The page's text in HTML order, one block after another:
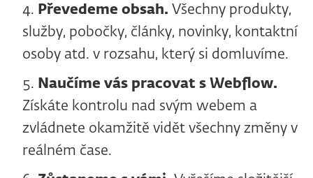
Převedeme obsah. Všechny produkty,
služby, pobočky, články, novinky, kontaktní
osoby atd. v rozsahu, který si domluvíme.
Naučíme vás pracovat s Webflow.
Získáte kontrolu nad svým webem a
zvládnete okamžitě vidět všechny změny v
reálném čase.